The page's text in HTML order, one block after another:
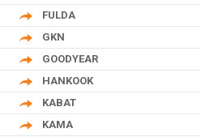
FULDA
GKN
GOODYEAR
HANKOOK
KABAT
KAMA